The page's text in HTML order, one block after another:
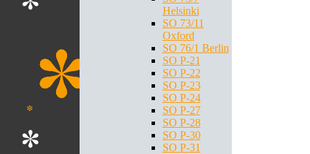
Helsinki
SO 73/11
Oxford
SO 76/1 Berlin
SO P-21
SO P-22
SO P-23
SO P-24
SO P-27
SO P-28
SO P-30
SO P-31